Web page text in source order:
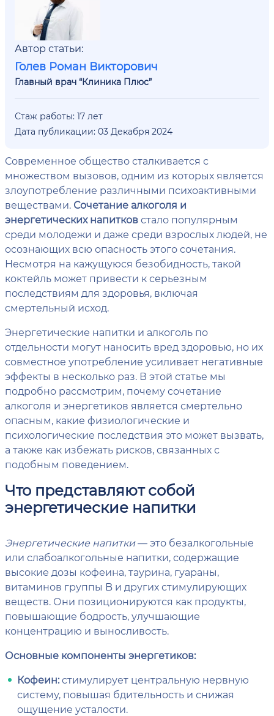
Автор статьи:
Голев Роман Викторович
Главный врач “Клиника Плюс”
Стаж работы: 17 лет
Дата публикации: 03 Декабря 2024
Современное общество сталкивается с
множеством вызовов, одним из которых является
злоупотребление различными психоактивными
веществами. Сочетание алкоголя и
энергетических напитковстало популярным
среди молодежи и даже среди взрослых людей, не
осознающих всю опасность этого сочетания.
Несмотря на кажущуюся безобидность, такой
коктейль может привести к серьезным
последствиям для здоровья, включая
смертельный исход.
Энергетические напитки и алкоголь по
отдельности могут наносить вред здоровью, но их
совместное употребление усиливает негативные
эффекты в несколько раз. В этой статье мы
подробно рассмотрим, почему сочетание
алкоголя и энергетиков является смертельно
опасным, какие физиологические и
психологические последствия это может вызвать,
а также как избежать рисков, связанных с
подобным поведением.
Что представляют собой
энергетические напитки
Энергетические напитки— это безалкогольные
или слабоалкогольные напитки, содержащие
высокие дозы кофеина, таурина, гуараны,
витаминов группы B и других стимулирующих
веществ. Они позиционируются как продукты,
повышающие бодрость, улучшающие
концентрацию и выносливость.
Основные компоненты энергетиков:
Кофеин:стимулирует центральную нервную
систему, повышая бдительность и снижая
ощущение усталости.